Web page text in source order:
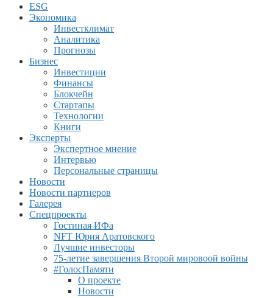
ESG
Экономика
Инвестклимат
Аналитика
Прогнозы
Бизнес
Инвестиции
Финансы
Блокчейн
Стартапы
Технологии
Книги
Эксперты
Экспертное мнение
Интервью
Персональные страницы
Новости
Новости партнеров
Галерея
Спецпроекты
Гостиная ИФа
NFT Юрия Аратовского
Лучшие инвесторы
75-летие завершения Второй мировоой войны
#ГолосПамяти
О проекте
Новости